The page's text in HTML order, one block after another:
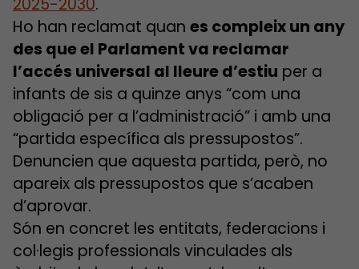
2025-2030.
Ho han reclamat quan es compleix un any
des que el Parlament va reclamar
l’accés universal al lleure d’estiu per a
infants de sis a quinze anys “com una
obligació per a l’administració” i amb una
“partida específica als pressupostos”.
Denuncien que aquesta partida, però, no
apareix als pressupostos que s’acaben
d’aprovar.
Són en concret les entitats, federacions i
col·legis professionals vinculades als